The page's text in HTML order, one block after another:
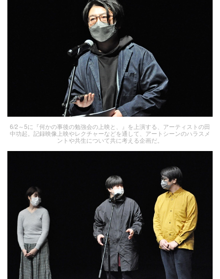
6/2～5に『何かの事後の勉強会の上映と、』を上演する、アーティストの田
中功起。記録映像上映やレクチャーなどを通して、アートシーンのハラスメ
ントや共生について共に考える企画だ。